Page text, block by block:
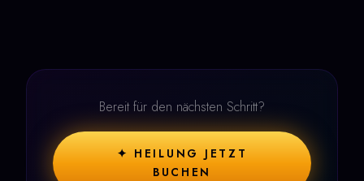
Bereit für den nächsten Schritt?
✦ HEILUNG JETZT
BUCHEN